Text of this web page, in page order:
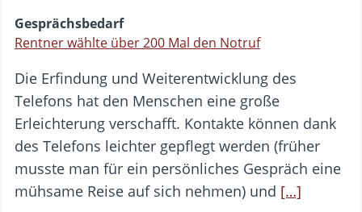
Gesprächsbedarf
Rentner wählte über 200 Mal den Notruf
Die Erfindung und Weiterentwicklung des
Telefons hat den Menschen eine große
Erleichterung verschafft. Kontakte können dank
des Telefons leichter gepflegt werden (früher
musste man für ein persönliches Gespräch eine
mühsame Reise auf sich nehmen) und […]